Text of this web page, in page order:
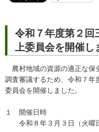
令和７年度第２回
上委員会を開催し
農村地域の資源の適正な保
調査審議するため、令和７年
委員会を開催しました。
１ 開催日時
令和８年３月３日（火曜